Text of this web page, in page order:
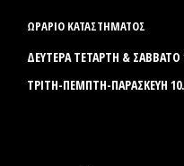
ΩΡΑΡΙΟ ΚΑΤΑΣΤΗΜΑΤΟΣ
ΔΕΥΤΕΡΑ ΤΕΤΑΡΤΗ & ΣΑΒΒΑΤΟ
ΤΡΙΤΗ-ΠΕΜΠΤΗ-ΠΑΡΑΣΚΕΥΗ